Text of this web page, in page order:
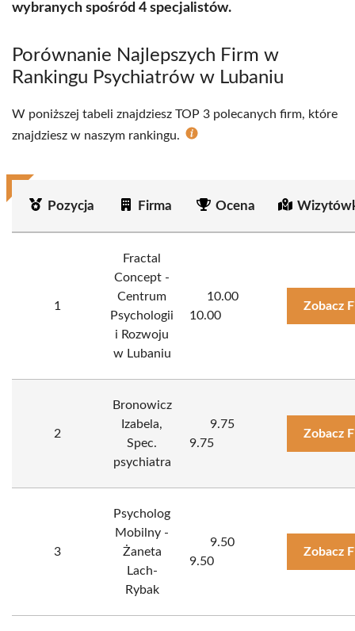
wybranych spośród 4 specjalistów.
Porównanie Najlepszych Firm w
Rankingu Psychiatrów w Lubaniu
W poniższej tabeli znajdziesz TOP 3 polecanych firm, które
znajdziesz w naszym rankingu.
Pozycja Firma Ocena
1
Fractal
Concept -
Centrum
Psychologii
i Rozwoju
w Lubaniu
10.00
10.00
Zobacz
2
Bronowicz
Izabela,
Spec.
psychiatra
9.75
9.75
Zobacz
3
Psycholog
Mobilny -
Żaneta
Lach-
Rybak
9.50
9.50
Zobacz